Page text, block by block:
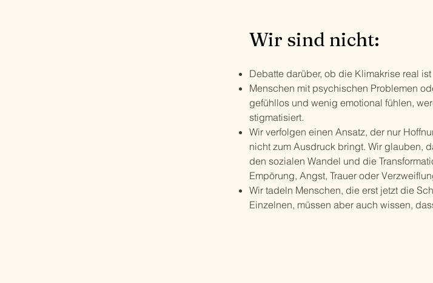
Wir sind nicht:
Debatte darüber, ob die Klimakrise real ist
Menschen mit psychischen Problemen
gefühllos und wenig emotional fühlen,
stigmatisiert.
Wir verfolgen einen Ansatz, der nur
nicht zum Ausdruck bringt. Wir glauben,
den sozialen Wandel und die
Empörung, Angst, Trauer oder
Wir tadeln Menschen, die erst jetzt die
Einzelnen, müssen aber auch wissen,